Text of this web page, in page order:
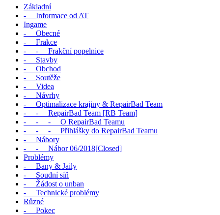
Základní
- Informace od AT
Ingame
- Obecné
- Frakce
- - Frakční popelnice
- Stavby
- Obchod
- Soutěže
- Videa
- Návrhy
- Optimalizace krajiny & RepairBad Team
- - RepairBad Team [RB Team]
- - - O RepairBad Teamu
- - - Přihlášky do RepairBad Teamu
- Nábory
- - Nábor 06/2018[Closed]
Problémy
- Bany & Jaily
- Soudní síň
- Žádost o unban
- Technické problémy
Různé
- Pokec